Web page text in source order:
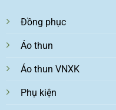
Đồng phục
Áo thun
Áo thun VNXK
Phụ kiện